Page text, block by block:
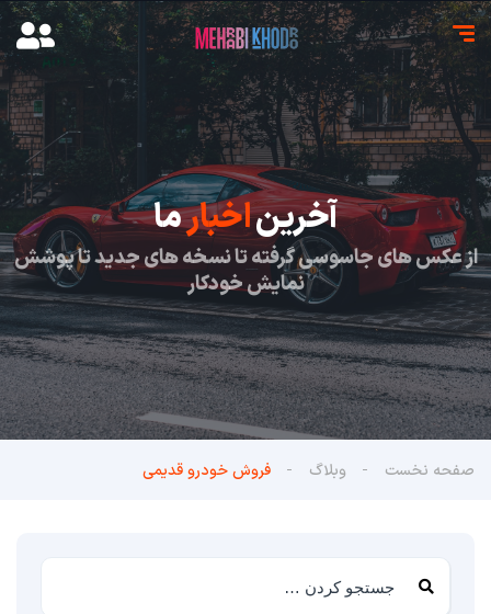
آخریناخبارما
از عکس های جاسوسی گرفته تا نسخه های جدید تا پوشش
نمایش خودکار
صفحه نخست وبلاگ فروش خودرو قدیمی